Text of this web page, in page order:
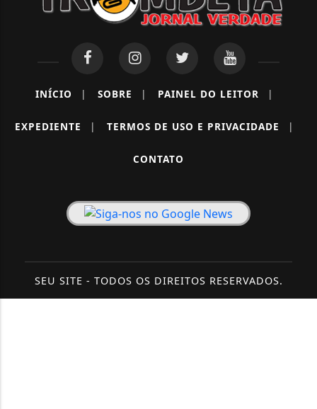
INÍCIO | SOBRE | PAINEL DO LEITOR |
EXPEDIENTE | TERMOS DE USO E PRIVACIDADE |
CONTATO
SEU SITE - TODOS OS DIREITOS RESERVADOS.